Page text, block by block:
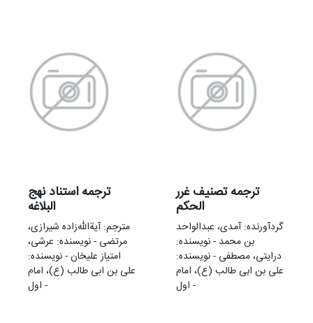
ترجمه استناد نهج
البلاغه
مترجم: آیةالله‌زاده شیرازی،
مرتضی - نویسنده: عرشی،
امتیاز علیخان - نویسنده:
علی بن ابی طالب (ع)، امام
اول -
ترجمه تصنیف غرر
الحکم
گردآورنده: آمدی، عبدالواحد
بن محمد - نویسنده:
درایتی، مصطفی - نویسنده:
علی بن ابی طالب (ع)، امام
اول -